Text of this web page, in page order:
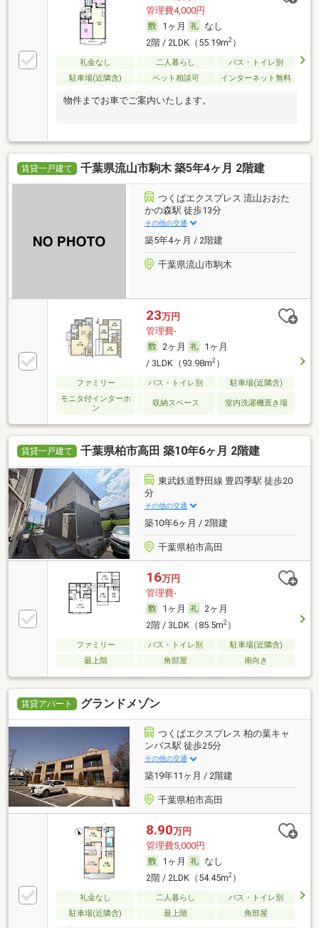
管理費4,000円
1ヶ月
なし
2階 / 2LDK（55.19m2）
礼金なし 二人暮らし
バス・トイレ別
駐車場(近隣含)
ペット相談可 インターネット無料
物件までお車でご案内いたします。
賃貸一戸建て 千葉県流山市駒木 築5年4ヶ月 2階建
つくばエクスプレス 流山おおた
かの森駅 徒歩13分
その他の交通
築5年4ヶ月 / 2階建
千葉県流山市駒木
23万円
管理費-
2ヶ月
1ヶ月
/ 3LDK（93.98m2）
ファミリー バス・トイレ別
駐車場(近隣含)
モニタ付インターホ
ン
収納スペース 室内洗濯機置き場
賃貸一戸建て 千葉県柏市高田 築10年6ヶ月 2階建
東武鉄道野田線 豊四季駅 徒歩20
分
その他の交通
築10年6ヶ月 / 2階建
千葉県柏市高田
16万円
管理費-
1ヶ月
2ヶ月
2階 / 3LDK（85.5m2）
ファミリー バス・トイレ別
駐車場(近隣含)
最上階
角部屋 南向き
賃貸アパート グランドメゾン
つくばエクスプレス 柏の葉キャ
ンパス駅 徒歩25分
その他の交通
築19年11ヶ月 / 2階建
千葉県柏市高田
8.90万円
管理費5,000円
1ヶ月
なし
2階 / 2LDK（54.45m2）
礼金なし 二人暮らし
バス・トイレ別
駐車場(近隣含)
最上階 角部屋